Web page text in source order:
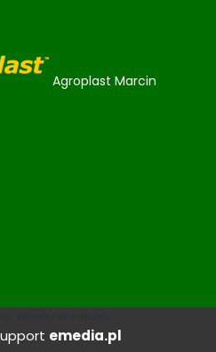
Agroplast Marcin
emedia.pl
0. Zobacz szczegóły